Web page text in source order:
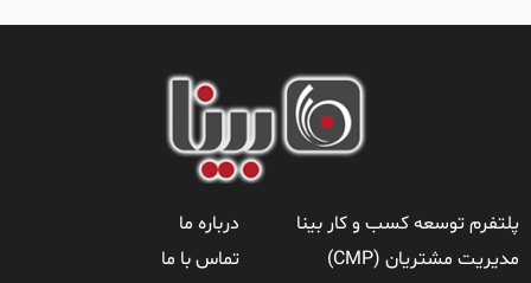
پلتفرم توسعه کسب و کار بینا
مدیریت مشتریان (CMP)
درباره ما
تماس با ما